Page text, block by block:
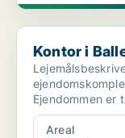
Kontor i Ballerup
Kontor i
Ejendommen
man op...
Areal